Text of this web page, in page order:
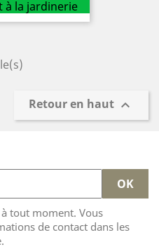
à la jardinerie
Retour en haut 
tout moment. Vous
de contact dans les